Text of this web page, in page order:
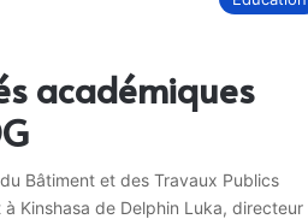
académiques
Bâtiment et des Travaux Publics
Kinshasa de Delphin Luka, directeur